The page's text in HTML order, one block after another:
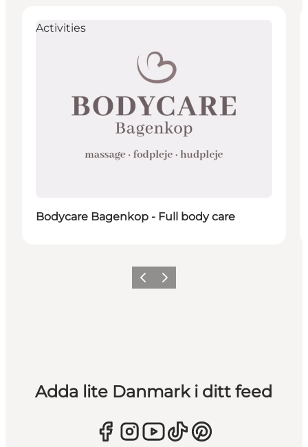
Activities
Bodycare Bagenkop - Full body care
Föregående
Nästa
Adda lite Danmark i ditt feed